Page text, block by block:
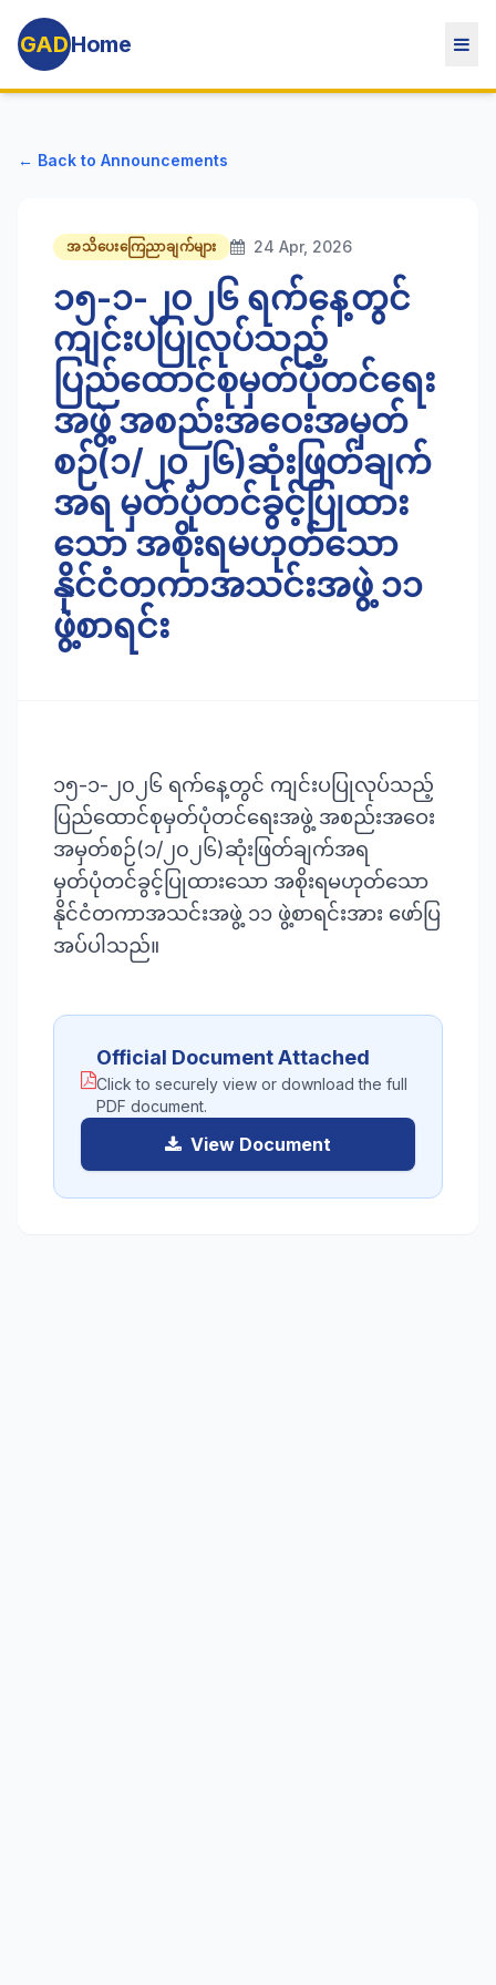
GADHome
← Back to Announcements
အသိပေးကြေညာချက်များ 24 Apr, 2026
၁၅-၁-၂၀၂၆ ရက်နေ့တွင်
ကျင်းပပြုလုပ်သည့်
ပြည်ထောင်စုမှတ်ပုံတင်ရေး
အဖွဲ့ အစည်းအဝေးအမှတ်
စဉ်(၁/၂၀၂၆)ဆုံးဖြတ်ချက်
အရ မှတ်ပုံတင်ခွင့်ပြုထား
သော အစိုးရမဟုတ်သော
နိုင်ငံတကာအသင်းအဖွဲ့ ၁၁
ဖွဲ့စာရင်း
၁၅-၁-၂၀၂၆ ရက်နေ့တွင် ကျင်းပပြုလုပ်သည့်
ပြည်ထောင်စုမှတ်ပုံတင်ရေးအဖွဲ့ အစည်းအဝေး
အမှတ်စဉ်(၁/၂၀၂၆)ဆုံးဖြတ်ချက်အရ
မှတ်ပုံတင်ခွင့်ပြုထားသော အစိုးရမဟုတ်သော
နိုင်ငံတကာအသင်းအဖွဲ့ ၁၁ ဖွဲ့စာရင်းအား ဖော်ပြ
Official Document Attached
Click to securely view or download the full
PDF document.
View Document